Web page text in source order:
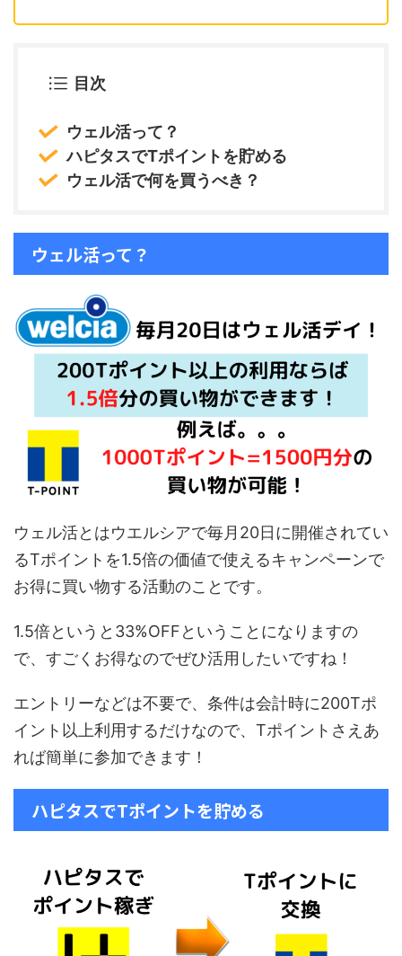
目次
ウェル活って？
ハピタスでTポイントを貯める
ウェル活で何を買うべき？
ウェル活って？
ウェル活とはウエルシアで毎月20日に開催されてい
るTポイントを1.5倍の価値で使えるキャンペーンで
お得に買い物する活動のことです。
1.5倍というと33%OFFということになりますの
で、すごくお得なのでぜひ活用したいですね！
エントリーなどは不要で、条件は会計時に200Tポ
イント以上利用するだけなので、Tポイントさえあ
れば簡単に参加できます！
ハピタスでTポイントを貯める